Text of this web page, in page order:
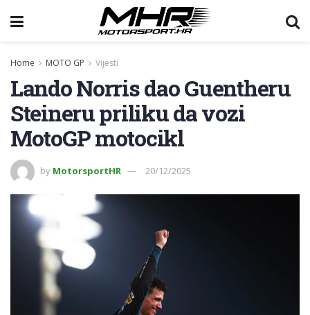
Home MOTO GP Vijesti
Lando Norris dao Guentheru
Steineru priliku da vozi
MotoGP motocikl
by MotorsportHR 20/12/2025